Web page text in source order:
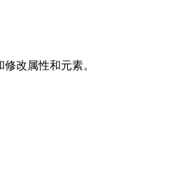
改属性和元素。